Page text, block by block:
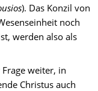
). Das Konzil von
noch
werden also als
weiter, in
Christus auch